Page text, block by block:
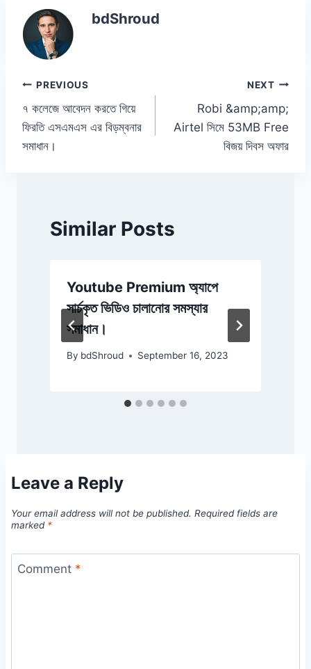
e
b
o
o
k
er s
e
bdShroud
Post
navigation
PREVIOUS
৭ কলেজে আবেদন করতে গিয়ে
ফিরতি এসএমএস এর বিড়ম্বনার
সমাধান।
NEXT
Robi &amp;amp;
Airtel সিমে 53MB Free
বিজয় দিবস অফার
Similar Posts
Youtube Premium অ্যাপে
সার্চকৃত ভিডিও চালানোর সমস্যার
সমাধান।
By bdShroud September 16, 2023
Leave a Reply
Your email address will not be published. Required fields are
marked *
Comment *